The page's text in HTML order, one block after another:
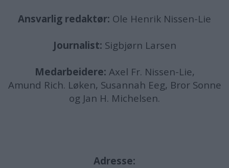
Ansvarlig redaktør: Ole Henrik Nissen-Lie
Journalist: Sigbjørn Larsen
Medarbeidere: Axel Fr. Nissen-Lie,
Amund Rich. Løken, Susannah Eeg, Bror Sonne
og Jan H. Michelsen.
Adresse: